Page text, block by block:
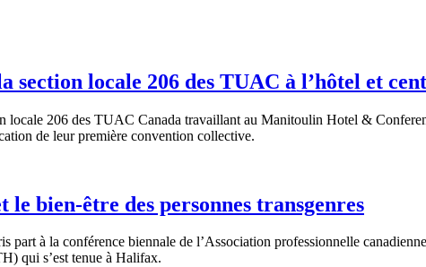
locale 206 des TUAC à l’hôtel et
206 des TUAC Canada travaillant au Manitoulin Hotel &
de leur première convention collective.
bien-être des personnes transgenres
à la conférence biennale de l’Association professionnelle
qui s’est tenue à Halifax.